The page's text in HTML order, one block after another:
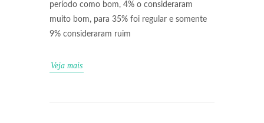
período como bom, 4% o consideraram
muito bom, para 35% foi regular e somente
9% consideraram ruim
Veja mais